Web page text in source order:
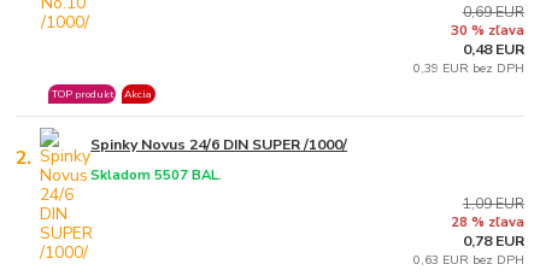
TOP produkt Akcia
0,69 EUR
30 % zľava
0,48 EUR
0,39 EUR bez DPH
2. Spinky Novus 24/6 DIN SUPER /1000/
Skladom 5507 BAL.
1,09 EUR
28 % zľava
0,78 EUR
0,63 EUR bez DPH